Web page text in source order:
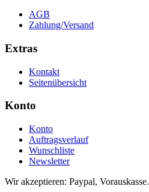
AGB
Zahlung/Versand
Extras
Kontakt
Seitenübersicht
Konto
Konto
Auftragsverlauf
Wunschliste
Newsletter
Wir akzeptieren: Paypal, Vorauskasse.